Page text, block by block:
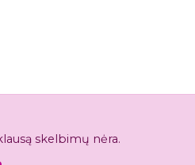
skelbimų nėra.